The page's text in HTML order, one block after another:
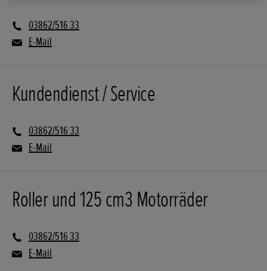
03862/516 33
E-Mail
Kundendienst / Service
03862/516 33
E-Mail
Roller und 125 cm3 Motorräder
03862/516 33
E-Mail